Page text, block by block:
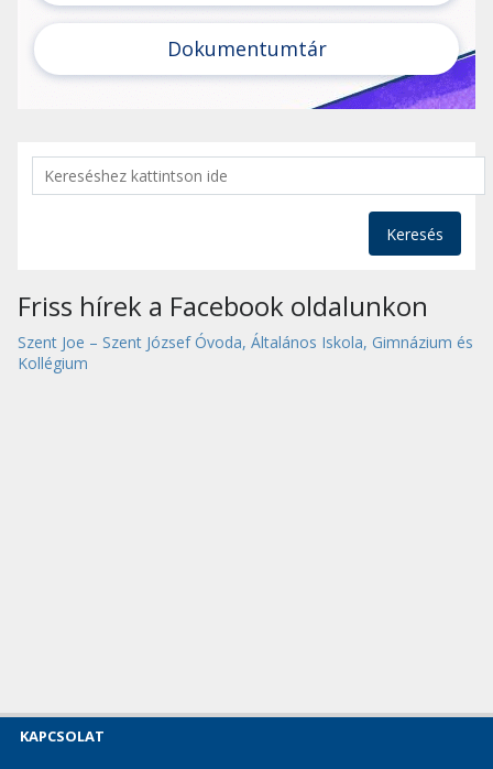
Dokumentumtár
Keresés
Friss hírek a Facebook oldalunkon
Szent Joe – Szent József Óvoda, Általános Iskola, Gimnázium és
Kollégium
KAPCSOLAT